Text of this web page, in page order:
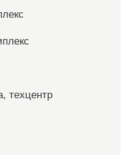
техцентр